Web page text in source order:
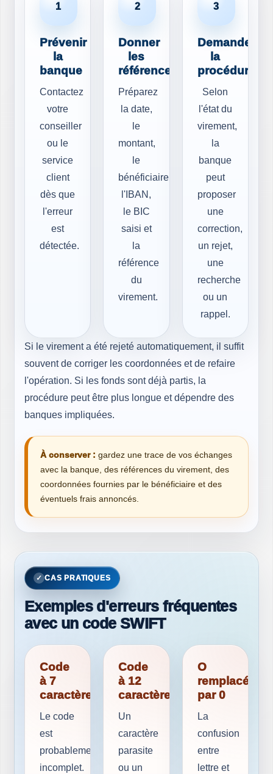
1
Prévenir
la
banque
Contactez
votre
conseiller
ou le
service
client
dès que
l'erreur
est
détectée.
2
Donner
les
références
Préparez
la date,
le
montant,
le
bénéficiaire,
l'IBAN,
le BIC
saisi et
la
référence
du
virement.
3
Demander
la
procédure
Selon
l'état du
virement,
la
banque
peut
proposer
une
correction,
un rejet,
une
recherche
ou un
rappel.
Si le virement a été rejeté automatiquement, il suffit
souvent de corriger les coordonnées et de refaire
l'opération. Si les fonds sont déjà partis, la
procédure peut être plus longue et dépendre des
banques impliquées.
À conserver : gardez une trace de vos échanges
avec la banque, des références du virement, des
coordonnées fournies par le bénéficiaire et des
éventuels frais annoncés.
CAS PRATIQUES
Exemples d'erreurs fréquentes
avec un code SWIFT
Code
à 7
caractères
Le code
est
probablement
incomplet.
Code
à 12
caractères
Un
caractère
parasite
ou un
O
remplacé
par 0
La
confusion
entre
lettre et